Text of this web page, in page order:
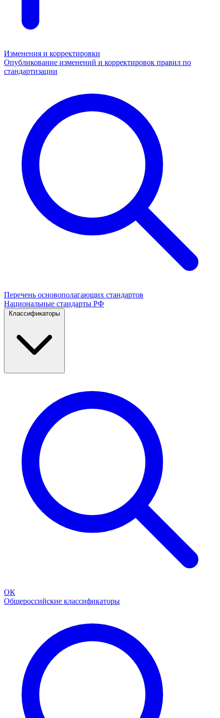
Изменения и корректировки
Опубликование изменений и корректировок правил по
стандартизации
Перечень основополагающих стандартов
Национальные стандарты РФ
Классификаторы
ОК
Общероссийские классификаторы